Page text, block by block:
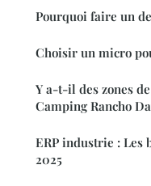
Pourquoi faire un
Choisir un micro
Y a-t-il des zones
Camping Rancho
ERP industrie : Les
2025